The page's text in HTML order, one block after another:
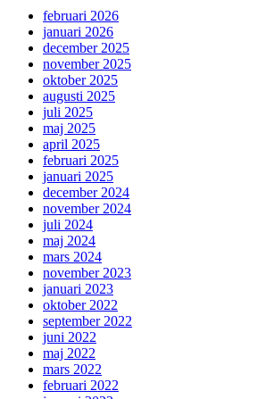
februari 2026
januari 2026
december 2025
november 2025
oktober 2025
augusti 2025
juli 2025
maj 2025
april 2025
februari 2025
januari 2025
december 2024
november 2024
juli 2024
maj 2024
mars 2024
november 2023
januari 2023
oktober 2022
september 2022
juni 2022
maj 2022
mars 2022
februari 2022